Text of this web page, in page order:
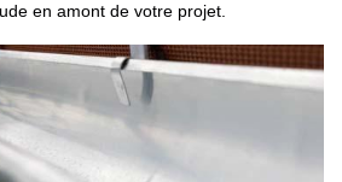
en amont de votre projet.